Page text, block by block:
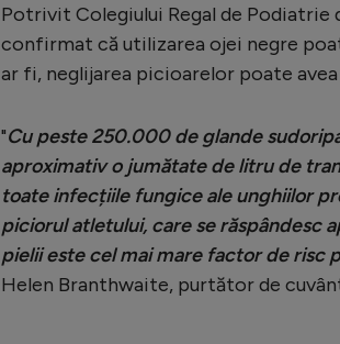
Potrivit Colegiului Regal de Podiatrie
confirmat că utilizarea ojei negre
ar fi, neglijarea picioarelor poate
"Cu peste 250.000 de glande
aproximativ o jumătate de litru de
toate infecțiile fungice ale unghiilor
piciorul atletului, care se răspândesc
pielii este cel mai mare factor de risc
Helen Branthwaite, purtător de